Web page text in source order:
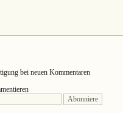
bei neuen Kommentaren